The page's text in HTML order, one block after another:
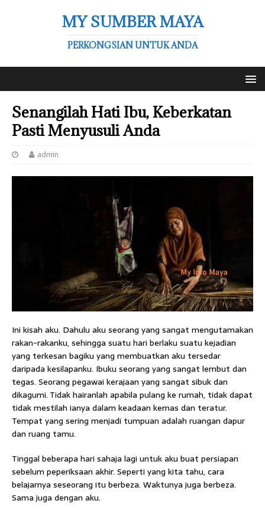
MY SUMBER MAYA
PERKONGSIAN UNTUK ANDA
Senangilah Hati Ibu, Keberkatan
Pasti Menyusuli Anda
admin
Ini kisah aku. Dahulu aku seorang yang sangat mengutamakan
rakan-rakanku, sehingga suatu hari berlaku suatu kejadian
yang terkesan bagiku yang membuatkan aku tersedar
daripada kesilapanku. Ibuku seorang yang sangat lembut dan
tegas. Seorang pegawai kerajaan yang sangat sibuk dan
dikagumi. Tidak hairanlah apabila pulang ke rumah, tidak dapat
tidak mestilah ianya dalam keadaan kemas dan teratur.
Tempat yang sering menjadi tumpuan adalah ruangan dapur
dan ruang tamu.
Tinggal beberapa hari sahaja lagi untuk aku buat persiapan
sebelum peperiksaan akhir. Seperti yang kita tahu, cara
belajarnya seseorang itu berbeza. Waktunya juga berbeza.
Sama juga dengan aku.